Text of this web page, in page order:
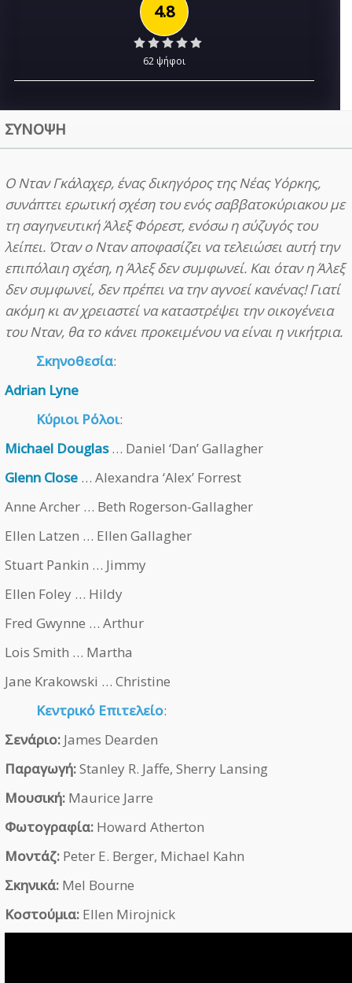
4.8
62 ψήφοι
ΣΥΝΟΨΗ
Ο Νταν Γκάλαχερ, ένας δικηγόρος της Νέας Υόρκης,
συνάπτει ερωτική σχέση του ενός σαββατοκύριακου με
τη σαγηνευτική Άλεξ Φόρεστ, ενόσω η σύζυγός του
λείπει. Όταν ο Νταν αποφασίζει να τελειώσει αυτή την
επιπόλαιη σχέση, η Άλεξ δεν συμφωνεί. Και όταν η Άλεξ
δεν συμφωνεί, δεν πρέπει να την αγνοεί κανένας! Γιατί
ακόμη κι αν χρειαστεί να καταστρέψει την οικογένεια
του Νταν, θα το κάνει προκειμένου να είναι η νικήτρια.
Σκηνοθεσία:
Adrian Lyne
Κύριοι Ρόλοι:
Michael Douglas… Daniel ‘Dan’ Gallagher
Glenn Close … Alexandra ‘Alex’ Forrest
Anne Archer … Beth Rogerson-Gallagher
Ellen Latzen … Ellen Gallagher
Stuart Pankin … Jimmy
Ellen Foley … Hildy
Fred Gwynne … Arthur
Lois Smith … Martha
Jane Krakowski … Christine
Κεντρικό Επιτελείο:
Σενάριο: James Dearden
Παραγωγή:Stanley R. Jaffe, Sherry Lansing
Μουσική: Maurice Jarre
Φωτογραφία: Howard Atherton
Μοντάζ: Peter E. Berger, Michael Kahn
Σκηνικά: Mel Bourne
Κοστούμια: Ellen Mirojnick